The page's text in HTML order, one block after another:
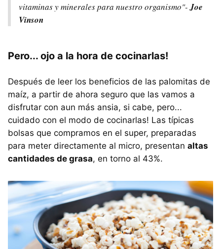
vitaminas y minerales para nuestro organismo"-Joe
Vinson
Pero... ojo a la hora de cocinarlas!
Después de leer los beneficios de las palomitas de
maíz, a partir de ahora seguro que las vamos a
disfrutar con aun más ansia, si cabe, pero...
cuidado con el modo de cocinarlas! Las típicas
bolsas que compramos en el super, preparadas
para meter directamente al micro, presentan altas
cantidades de grasa, en torno al 43%.